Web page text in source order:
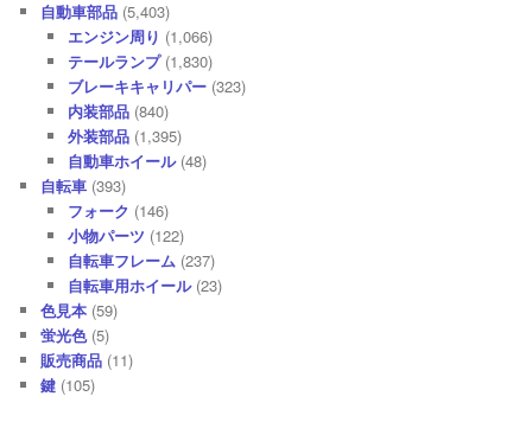
自動車部品 (5,403)
エンジン周り (1,066)
テールランプ(1,830)
ブレーキキャリパー(323)
内装部品(840)
外装部品(1,395)
自動車ホイール(48)
自転車 (393)
フォーク (146)
小物パーツ (122)
自転車フレーム(237)
自転車用ホイール(23)
色見本 (59)
蛍光色(5)
販売商品 (11)
鍵 (105)